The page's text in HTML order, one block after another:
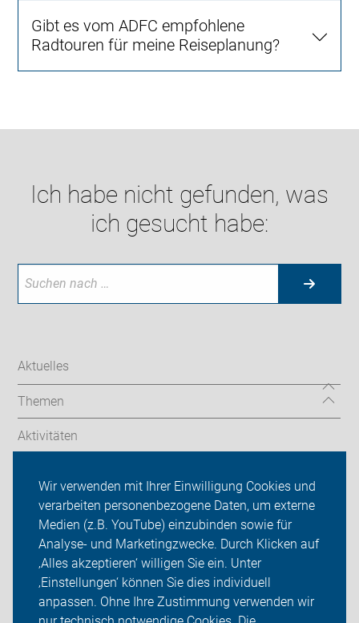
Wir verwenden mit Ihrer Einwilligung Cookies und
verarbeiten personenbezogene Daten, um externe
Medien (z.B. YouTube) einzubinden sowie für
Analyse- und Marketingzwecke. Durch Klicken auf
‚Alles akzeptieren‘ willigen Sie ein. Unter
‚Einstellungen‘ können Sie dies individuell
anpassen. Ohne Ihre Zustimmung verwenden wir
Gibt es vom ADFC empfohlene
Radtouren für meine Reiseplanung?
Ich habe nicht gefunden, was
ich gesucht habe:
Aktuelles
Themen
Aktivitäten
ADFC Göppingen
Sei dabei
Presse
Login